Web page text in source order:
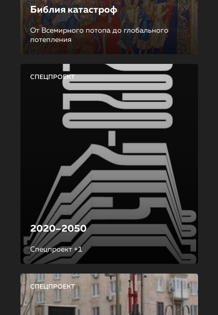
Библия катастроф
От Всемирного потопа до глобального
потепления
СПЕЦПРОЕКТ
2020–2050
Спецпроект +1
СПЕЦПРОЕКТ